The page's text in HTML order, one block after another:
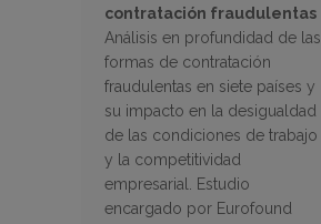
contratación fraudulentas
Análisis en profundidad de las
formas de contratación
fraudulentas en siete países y
su impacto en la desigualdad
de las condiciones de trabajo
y la competitividad
empresarial. Estudio
encargado por Eurofound